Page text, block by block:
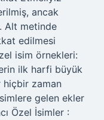
ancak
Alt metinde
edilmesi
isim örnekleri:
ilk harfi büyük
hiçbir zaman
gelen ekler
Özel İsimler :